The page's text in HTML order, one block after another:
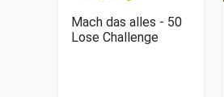
Mach das alles - 50
Lose Challenge